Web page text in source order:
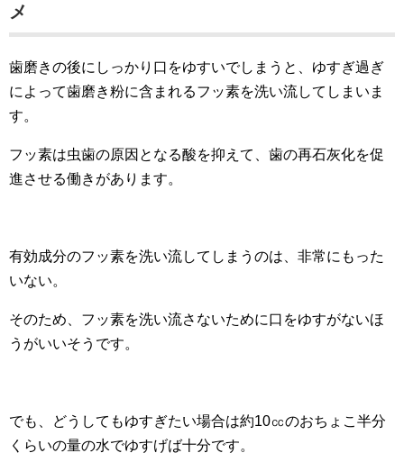
メ
歯磨きの後にしっかり口をゆすいでしまうと、ゆすぎ過ぎ
によって歯磨き粉に含まれるフッ素を洗い流してしまいま
す。
フッ素は虫歯の原因となる酸を抑えて、歯の再石灰化を促
進させる働きがあります。
有効成分のフッ素を洗い流してしまうのは、非常にもった
いない。
そのため、フッ素を洗い流さないために口をゆすがないほ
うがいいそうです。
でも、どうしてもゆすぎたい場合は約10㏄のおちょこ半分
くらいの量の水でゆすげば十分です。